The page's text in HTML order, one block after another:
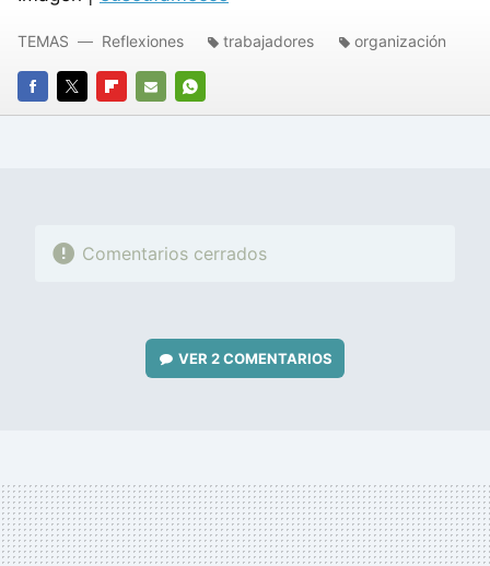
FACEBOOK
TWITTERFLIPBOARD
E-
WHATSAPP
TEMAS Reflexiones trabajadores organización
Comentarios cerrados
VER2 COMENTARIOS